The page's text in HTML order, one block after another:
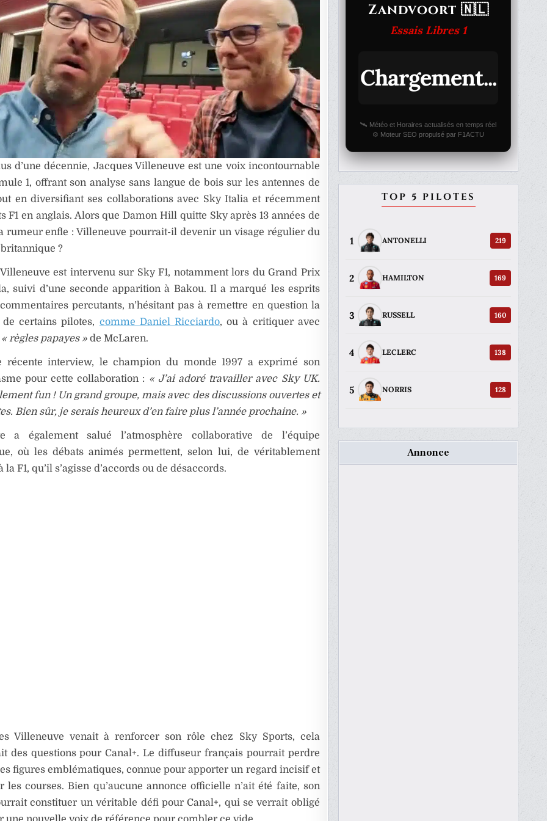
d’une décennie, Jacques Villeneuve est une voix incontournable
1, offrant son analyse sans langue de bois sur les antennes de
en diversifiant ses collaborations avec Sky Italia et récemment
F1 en anglais. Alors que Damon Hill quitte Sky après 13 années de
rumeur enfle : Villeneuve pourrait-il devenir un visage régulier du
?
est intervenu sur Sky F1, notamment lors du Grand Prix
suivi d’une seconde apparition à Bakou. Il a marqué les esprits
percutants, n’hésitant pas à remettre en question la
de certains pilotes, comme Daniel Ricciardo, ou à critiquer avec
« règles papayes »de McLaren.
récente interview, le champion du monde 1997 a exprimé son
pour cette collaboration : « J’ai adoré travailler avec Sky UK.
fun ! Un grand groupe, mais avec des discussions ouvertes et
Bien sûr, je serais heureux d’en faire plus l’année prochaine. »
a également salué l’atmosphère collaborative de l’équipe
où les débats animés permettent, selon lui, de véritablement
F1, qu’il s’agisse d’accords ou de désaccords.
Villeneuve venait à renforcer son rôle chez Sky Sports, cela
des questions pour Canal+. Le diffuseur français pourrait perdre
figures emblématiques, connue pour apporter un regard incisif et
les courses. Bien qu’aucune annonce officielle n’ait été faite, son
constituer un véritable défi pour Canal+, qui se verrait obligé
Zandvoort 🇳🇱
Essais Libres 1
Chargement...
🛰️ Météo et Horaires actualisés en temps réel
⚙️ Moteur SEO propulsé par F1ACTU
TOP 5 PILOTES
1 ANTONELLI 219
2 HAMILTON 169
3 RUSSELL 160
4 LECLERC 138
5 NORRIS 128
Annonce